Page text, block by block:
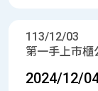
113/12/03
第一手上市櫃
2024/12/